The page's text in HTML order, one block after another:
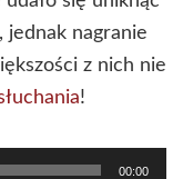
jednak nagranie
z nich nie
!
00:00